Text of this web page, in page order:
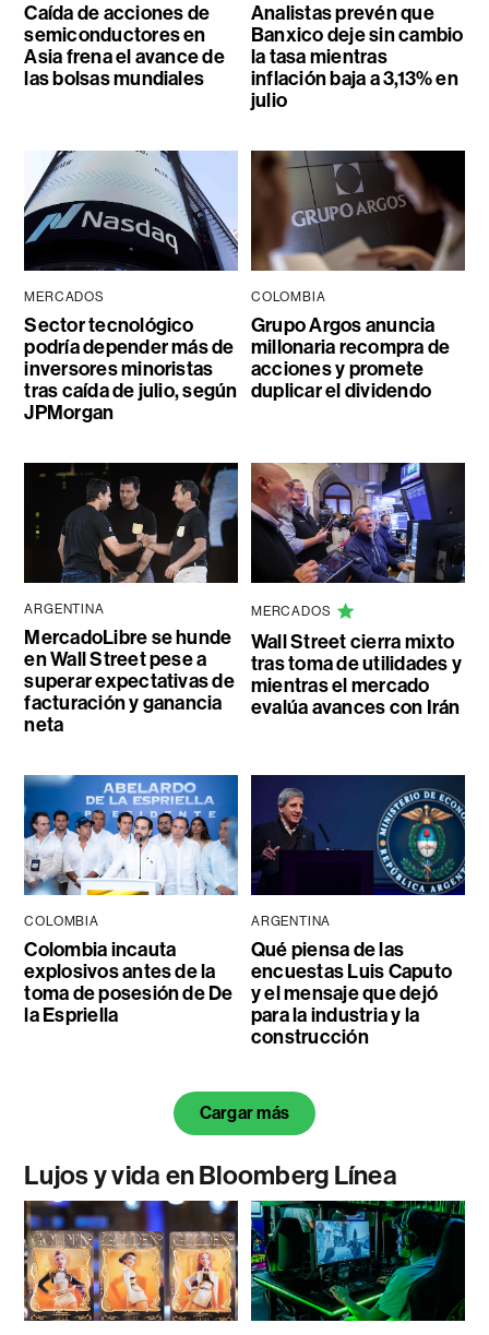
Caída de acciones de
semiconductores en
Asia frena el avance de
las bolsas mundiales
Analistas prevén que
Banxico deje sin cambio
la tasa mientras
inflación baja a 3,13% en
julio
MERCADOS
Sector tecnológico
podría depender más de
inversores minoristas
tras caída de julio, según
JPMorgan
COLOMBIA
Grupo Argos anuncia
millonaria recompra de
acciones y promete
duplicar el dividendo
ARGENTINA
MercadoLibre se hunde
en Wall Street pese a
superar expectativas de
facturación y ganancia
neta
MERCADOS
Wall Street cierra mixto
tras toma de utilidades y
mientras el mercado
evalúa avances con Irán
COLOMBIA
Colombia incauta
explosivos antes de la
toma de posesión de De
la Espriella
ARGENTINA
Qué piensa de las
encuestas Luis Caputo
y el mensaje que dejó
para la industria y la
construcción
Cargar más
Lujos y vida en Bloomberg Línea